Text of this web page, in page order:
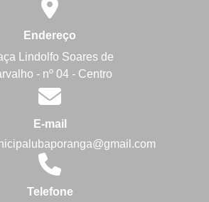
Endereço
Lindolfo Soares de
- nº 04 - Centro
E-mail
Telefone